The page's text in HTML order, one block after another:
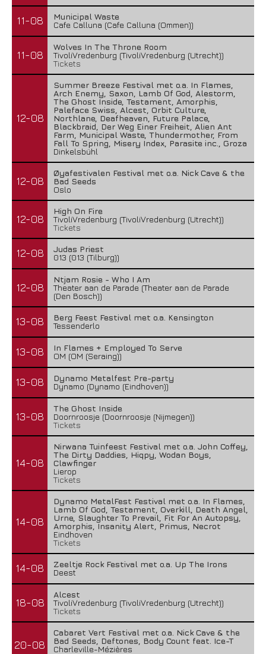
11-08
Municipal Waste
Cafe Calluna (Cafe Calluna (Ommen))
11-08
Wolves In The Throne Room
TivoliVredenburg (TivoliVredenburg (Utrecht))
Tickets
12-08
Summer Breeze Festival met o.a. In Flames,
Arch Enemy, Saxon, Lamb Of God, Alestorm,
The Ghost Inside, Testament, Amorphis,
Paleface Swiss, Alcest, Orbit Culture,
Northlane, Deafheaven, Future Palace,
Blackbraid, Der Weg Einer Freiheit, Alien Ant
Farm, Municipal Waste, Thundermother, From
Fall To Spring, Misery Index, Parasite inc., Groza
Dinkelsbühl
12-08
Øyafestivalen Festival met o.a. Nick Cave & the
Bad Seeds
Oslo
12-08
High On Fire
TivoliVredenburg (TivoliVredenburg (Utrecht))
Tickets
12-08
Judas Priest
013 (013 (Tilburg))
12-08
Ntjam Rosie - Who I Am
Theater aan de Parade (Theater aan de Parade
(Den Bosch))
13-08
Berg Feest Festival met o.a. Kensington
Tessenderlo
13-08
In Flames + Employed To Serve
OM (OM (Seraing))
13-08
Dynamo Metalfest Pre-party
Dynamo (Dynamo (Eindhoven))
13-08
The Ghost Inside
Doornroosje (Doornroosje (Nijmegen))
Tickets
14-08
Nirwana Tuinfeest Festival met o.a. John Coffey,
The Dirty Daddies, Hiqpy, Wodan Boys,
Clawfinger
Lierop
Tickets
14-08
Dynamo MetalFest Festival met o.a. In Flames,
Lamb Of God, Testament, Overkill, Death Angel,
Urne, Slaughter To Prevail, Fit For An Autopsy,
Amorphis, Insanity Alert, Primus, Necrot
Eindhoven
Tickets
14-08
Zeeltje Rock Festival met o.a. Up The Irons
Deest
18-08
Alcest
TivoliVredenburg (TivoliVredenburg (Utrecht))
Tickets
20-08
Cabaret Vert Festival met o.a. Nick Cave & the
Bad Seeds, Deftones, Body Count feat. Ice-T
Charleville-Mézières